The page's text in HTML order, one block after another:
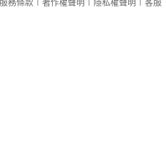
服務條款 著作權聲明 隱私權聲明 客服